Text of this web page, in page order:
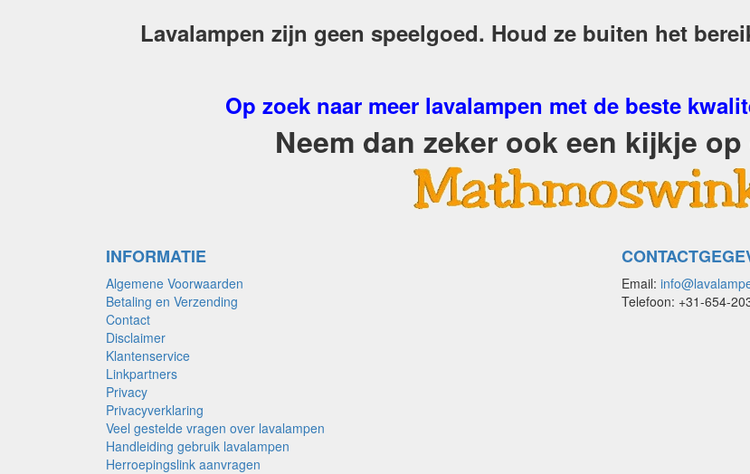
Lavalampen zijn geen speelgoed. Houd ze buiten het
Op zoek naar meer lavalampen met de beste
Neem dan zeker ook een kijkje
INFORMATIE
Algemene Voorwaarden
Betaling en Verzending
Contact
Disclaimer
Klantenservice
Linkpartners
Privacy
Privacyverklaring
Veel gestelde vragen over lavalampen
Handleiding gebruik lavalampen
Herroepingslink aanvragen
Email:
Telefoon: +31-654-